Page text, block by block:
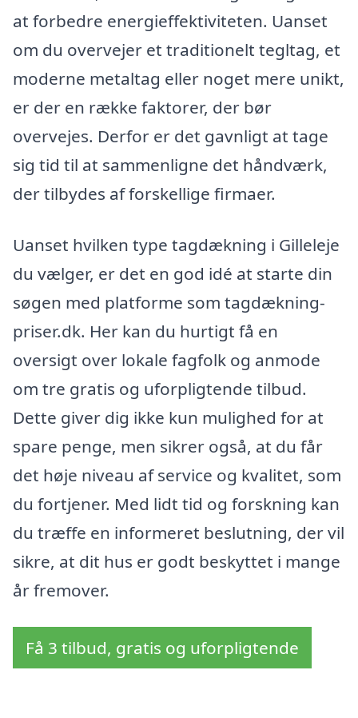
at forbedre energieffektiviteten. Uanset
om du overvejer et traditionelt tegltag, et
moderne metaltag eller noget mere unikt,
er der en række faktorer, der bør
overvejes. Derfor er det gavnligt at tage
sig tid til at sammenligne det håndværk,
der tilbydes af forskellige firmaer.
Uanset hvilken type tagdækning i Gilleleje
du vælger, er det en god idé at starte din
søgen med platforme som tagdækning-
priser.dk. Her kan du hurtigt få en
oversigt over lokale fagfolk og anmode
om tre gratis og uforpligtende tilbud.
Dette giver dig ikke kun mulighed for at
spare penge, men sikrer også, at du får
det høje niveau af service og kvalitet, som
du fortjener. Med lidt tid og forskning kan
du træffe en informeret beslutning, der vil
sikre, at dit hus er godt beskyttet i mange
år fremover.
Få 3 tilbud, gratis og uforpligtende